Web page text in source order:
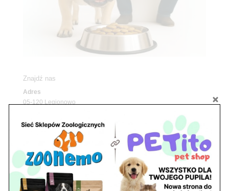
Znajdź nas
Adres
05-120 Legionowo
pawilon 134
tel./fax. 22 784 71 96
Godziny pracy
pon. – piąt. 10.00 – 19.00
sob. 10.00 – 15.00
niedz. zamknięte